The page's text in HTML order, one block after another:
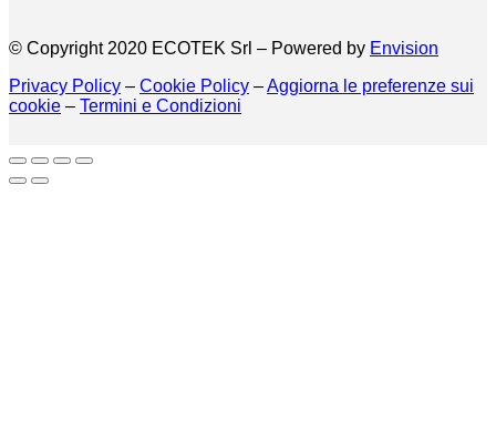
© Copyright 2020 ECOTEK Srl – Powered by Envision
Privacy Policy – Cookie Policy –Aggiorna le preferenze sui
cookie – Termini e Condizioni